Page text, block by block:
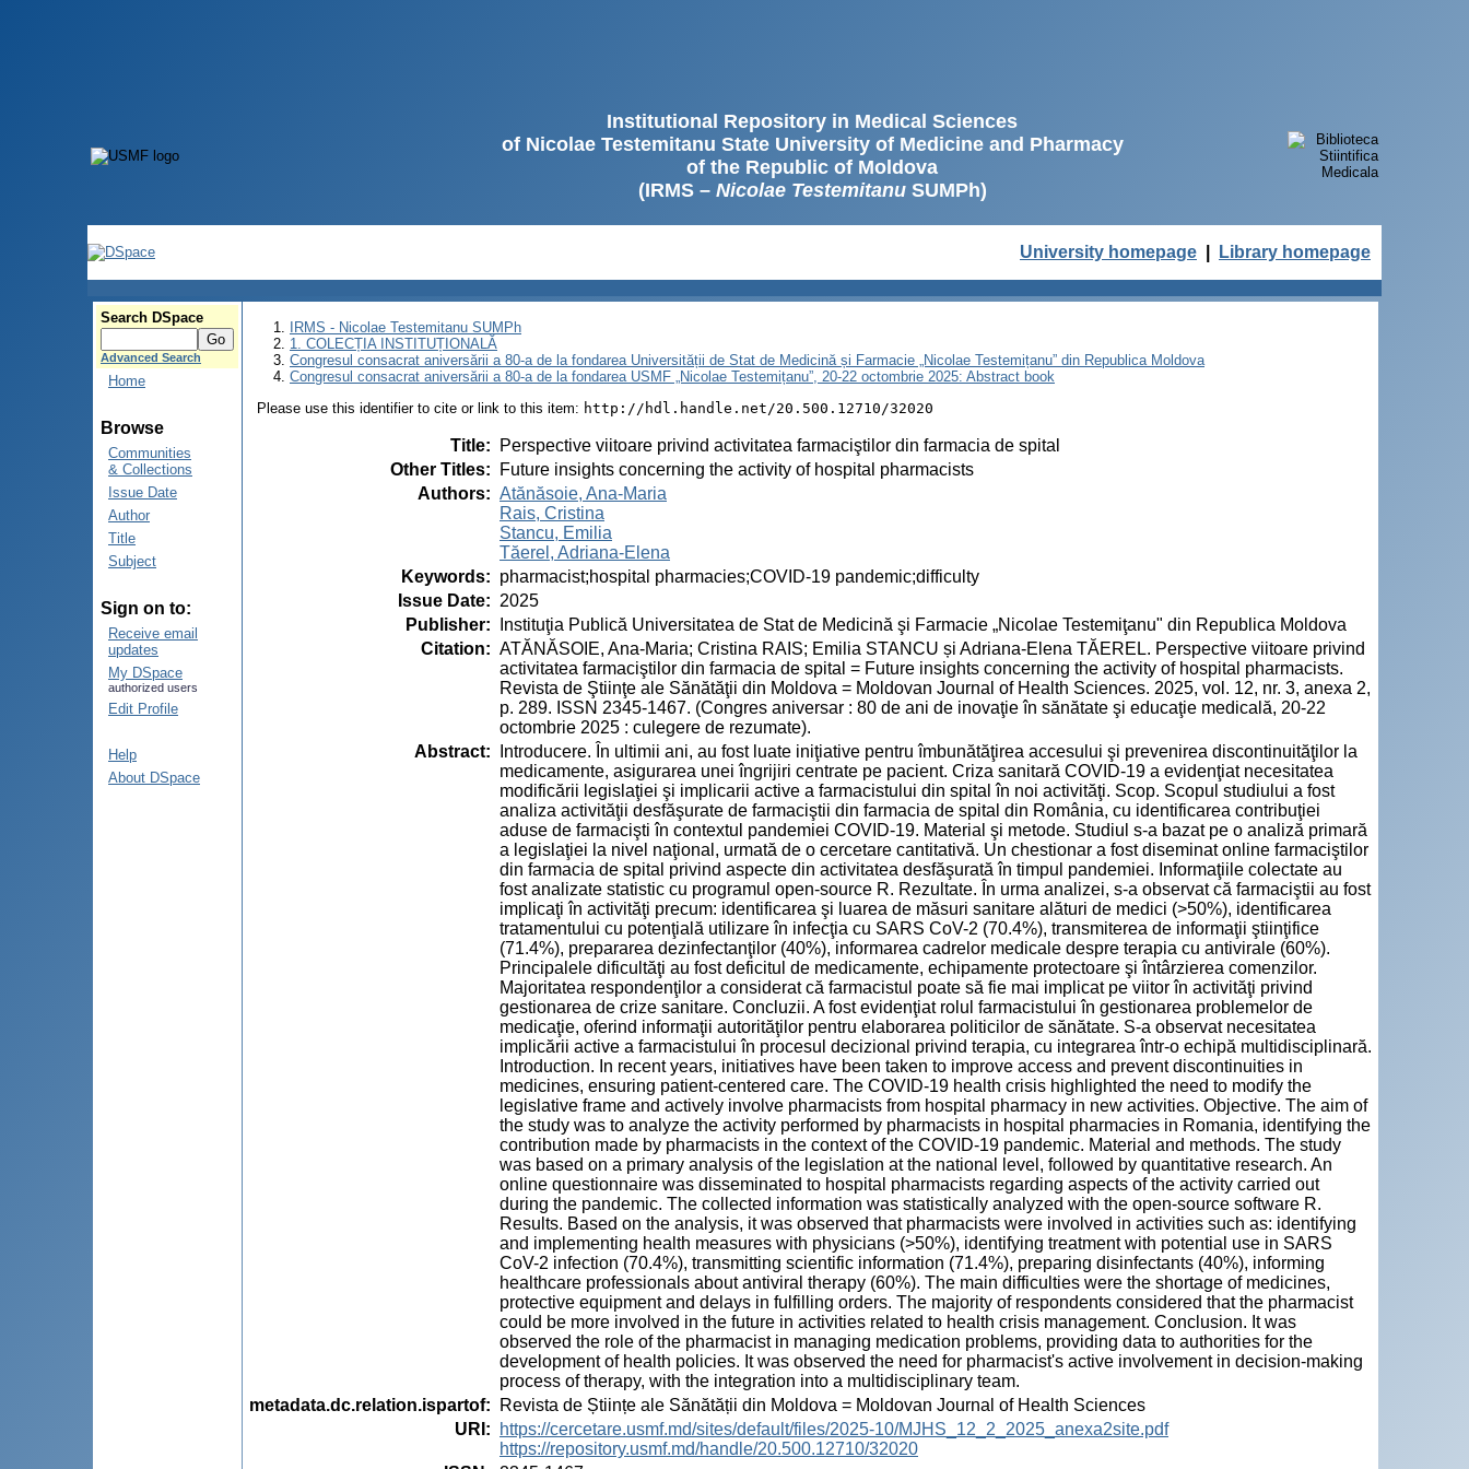
Institutional Repository in Medical Sciences
of Nicolae Testemitanu State University of Medicine and Pharmacy
of the Republic of Moldova
(IRMS – Nicolae TestemitanuSUMPh)
University homepage Library homepage
Search DSpace
Advanced Search
Home
Browse
Communities
& Collections
Issue Date
Author
Title
Subject
Sign on to:
Receive email
updates
My DSpace
authorized users
Edit Profile
Help
About DSpace
IRMS - Nicolae Testemitanu SUMPh
1. COLECȚIA INSTITUȚIONALĂ
Congresul consacrat aniversării a 80-a de la fondarea Universității de Stat de Medicină și Farmacie „Nicolae Testemițanu” din Republica Moldova
Congresul consacrat aniversării a 80-a de la fondarea USMF „Nicolae Testemițanu”, 20-22 octombrie 2025: Abstract book
Please use this identifier to cite or link to this item: http://hdl.handle.net/20.500.12710/32020
Title:
Perspective viitoare privind activitatea farmaciştilor din farmacia de spital
Other Titles:
Future insights concerning the activity of hospital pharmacists
Authors: Atănăsoie, Ana-Maria
Rais, Cristina
Stancu, Emilia
Tăerel, Adriana-Elena
Keywords: pharmacist;hospital pharmacies;COVID-19 pandemic;difficulty
Issue Date: 2025
Publisher:
Instituţia Publică Universitatea de Stat de Medicină şi Farmacie „Nicolae Testemiţanu" din Republica Moldova
Citation: ATĂNĂSOIE, Ana-Maria; Cristina RAIS; Emilia STANCU și Adriana-Elena TĂEREL. Perspective viitoare privind
activitatea farmaciştilor din farmacia de spital = Future insights concerning the activity of hospital pharmacists.
Revista de Ştiinţe ale Sănătăţii din Moldova = Moldovan Journal of Health Sciences. 2025, vol. 12, nr. 3, anexa 2,
p. 289. ISSN 2345-1467. (Congres aniversar : 80 de ani de inovaţie în sănătate şi educaţie medicală, 20-22
octombrie 2025 : culegere de rezumate).
Abstract:
Introducere. În ultimii ani, au fost luate iniţiative pentru îmbunătăţirea accesului şi prevenirea discontinuităţilor la
medicamente, asigurarea unei îngrijiri centrate pe pacient. Criza sanitară COVID-19 a evidenţiat necesitatea
modificării legislaţiei şi implicarii active a farmacistului din spital în noi activităţi. Scop. Scopul studiului a fost
analiza activităţii desfăşurate de farmaciştii din farmacia de spital din România, cu identificarea contribuţiei
aduse de farmacişti în contextul pandemiei COVID-19. Material şi metode. Studiul s-a bazat pe o analiză primară
a legislaţiei la nivel naţional, urmată de o cercetare cantitativă. Un chestionar a fost diseminat online farmaciştilor
din farmacia de spital privind aspecte din activitatea desfăşurată în timpul pandemiei. Informaţiile colectate au
fost analizate statistic cu programul open-source R. Rezultate. În urma analizei, s-a observat că farmaciştii au fost
implicaţi în activităţi precum: identificarea şi luarea de măsuri sanitare alături de medici (>50%), identificarea
tratamentului cu potenţială utilizare în infecţia cu SARS CoV-2 (70.4%), transmiterea de informaţii ştiinţifice
(71.4%), prepararea dezinfectanţilor (40%), informarea cadrelor medicale despre terapia cu antivirale (60%).
Principalele dificultăţi au fost deficitul de medicamente, echipamente protectoare şi întârzierea comenzilor.
Majoritatea respondenţilor a considerat că farmacistul poate să fie mai implicat pe viitor în activităţi privind
gestionarea de crize sanitare. Concluzii. A fost evidenţiat rolul farmacistului în gestionarea problemelor de
medicaţie, oferind informaţii autorităţilor pentru elaborarea politicilor de sănătate. S-a observat necesitatea
implicării active a farmacistului în procesul decizional privind terapia, cu integrarea într-o echipă multidisciplinară.
Introduction. In recent years, initiatives have been taken to improve access and prevent discontinuities in
medicines, ensuring patient-centered care. The COVID-19 health crisis highlighted the need to modify the
legislative frame and actively involve pharmacists from hospital pharmacy in new activities. Objective. The aim of
the study was to analyze the activity performed by pharmacists in hospital pharmacies in Romania, identifying the
contribution made by pharmacists in the context of the COVID-19 pandemic. Material and methods. The study
was based on a primary analysis of the legislation at the national level, followed by quantitative research. An
online questionnaire was disseminated to hospital pharmacists regarding aspects of the activity carried out
during the pandemic. The collected information was statistically analyzed with the open-source software R.
Results. Based on the analysis, it was observed that pharmacists were involved in activities such as: identifying
and implementing health measures with physicians (>50%), identifying treatment with potential use in SARS
CoV-2 infection (70.4%), transmitting scientific information (71.4%), preparing disinfectants (40%), informing
healthcare professionals about antiviral therapy (60%). The main difficulties were the shortage of medicines,
protective equipment and delays in fulfilling orders. The majority of respondents considered that the pharmacist
could be more involved in the future in activities related to health crisis management. Conclusion. It was
observed the role of the pharmacist in managing medication problems, providing data to authorities for the
development of health policies. It was observed the need for pharmacist's active involvement in decision-making
process of therapy, with the integration into a multidisciplinary team.
metadata.dc.relation.ispartof:
Revista de Științe ale Sănătății din Moldova = Moldovan Journal of Health Sciences
URI :
https://cercetare.usmf.md/sites/default/files/2025-10/MJHS_12_2_2025_anexa2site.pdf
https://repository.usmf.md/handle/20.500.12710/32020